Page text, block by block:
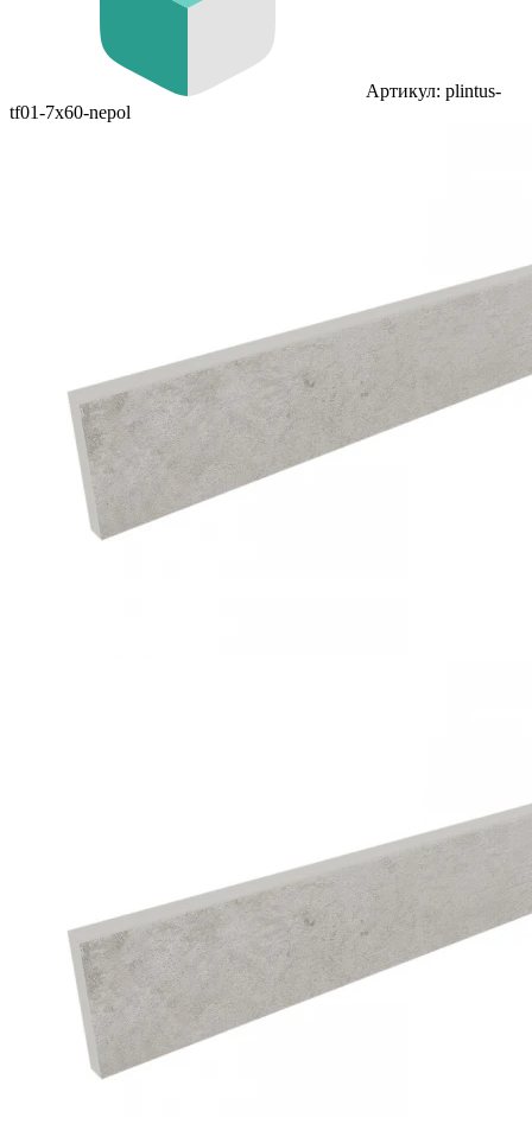
Артикул: plintus-
tf01-7x60-nepol